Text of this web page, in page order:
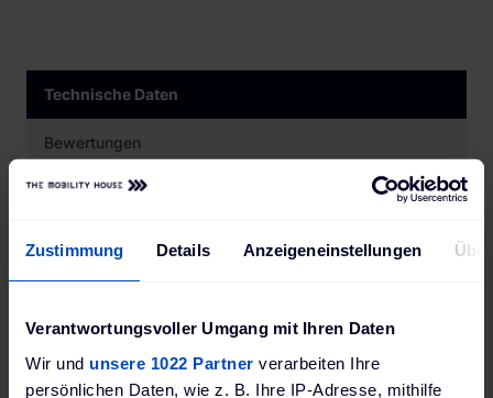
Zustimmung Details Anzeigeneinstellungen
Verantwortungsvoller Umgang mit Ihren Daten
Wir und unsere 1022 Partner verarbeiten Ihre
persönlichen Daten, wie z. B. Ihre IP-Adresse, mithilfe
Technische Daten
Bewertungen
Hersteller
KEBA
GTIN
MPN